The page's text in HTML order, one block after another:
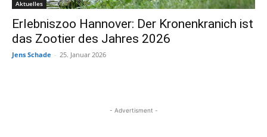
Aktuelles
Erlebniszoo Hannover: Der Kronenkranich ist
das Zootier des Jahres 2026
Jens Schade - 25. Januar 2026
- Advertisment -